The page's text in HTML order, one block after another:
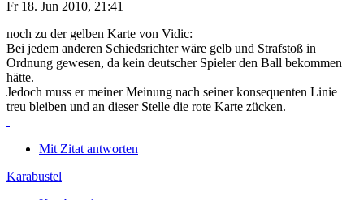
Fr 18. Jun 2010, 21:41
noch zu der gelben Karte von Vidic:
Bei jedem anderen Schiedsrichter wäre gelb und Strafstoß in
Ordnung gewesen, da kein deutscher Spieler den Ball bekommen
hätte.
Jedoch muss er meiner Meinung nach seiner konsequenten Linie
treu bleiben und an dieser Stelle die rote Karte zücken.
Mit Zitat antworten
Karabustel